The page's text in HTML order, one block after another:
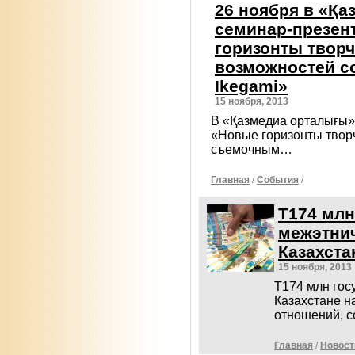
26 ноября в
семинар-
горизонты
возможностей
Ikegami»
15 ноября, 2013
В «Қазмедиа
«Новые горизонты
съемочным…
Главная /События /
Т174
15 ноября, 2013
Т174 млн
Казахстане
отношений,
Главная /